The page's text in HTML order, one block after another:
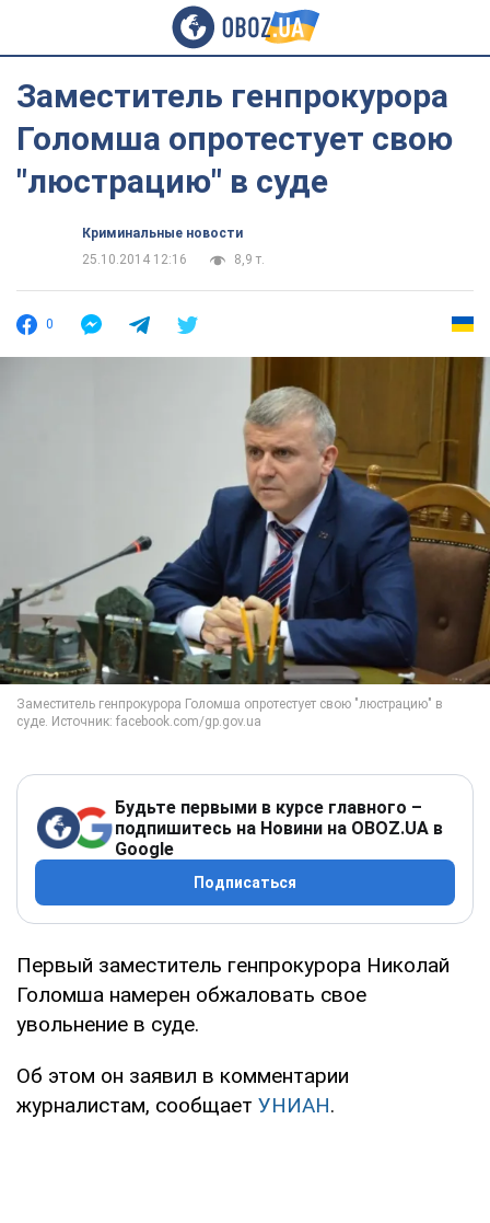
Заместитель генпрокурора
Голомша опротестует свою
"люстрацию" в суде
Криминальные новости
25.10.2014 12:16
8,9 т.
0
Будьте первыми в курсе главного –
подпишитесь на Новини на OBOZ.UA в
Google
Подписаться
Первый заместитель генпрокурора Николай
Голомша намерен обжаловать свое
увольнение в суде.
Об этом он заявил в комментарии
журналистам, сообщает УНИАН.